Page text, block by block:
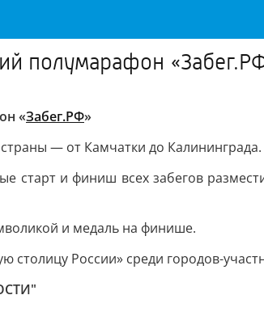
полумарафон
«Забег.РФ»
— от Камчатки до Калининграда.
старт и финиш всех забегов
и медаль на финише.
столицу России» среди городов-